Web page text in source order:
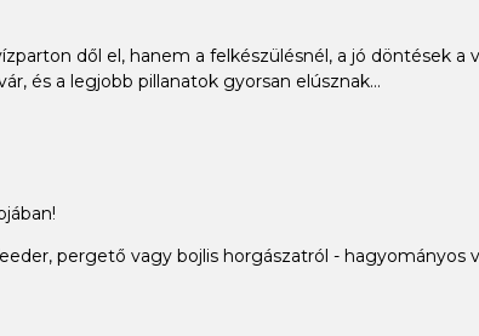
dől el, hanem a felkészülésnél, a jó döntések
és a legjobb pillanatok gyorsan elúsznak...
pergető vagy bojlis horgászatról -